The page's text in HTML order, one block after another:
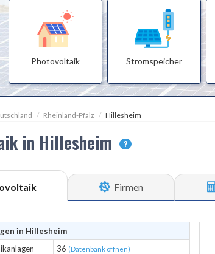
Photovoltaik Stromspeicher
Rheinland-Pfalz Hillesheim
in Hillesheim ?
Firmen
in Hillesheim
36 (Datenbank öffnen)